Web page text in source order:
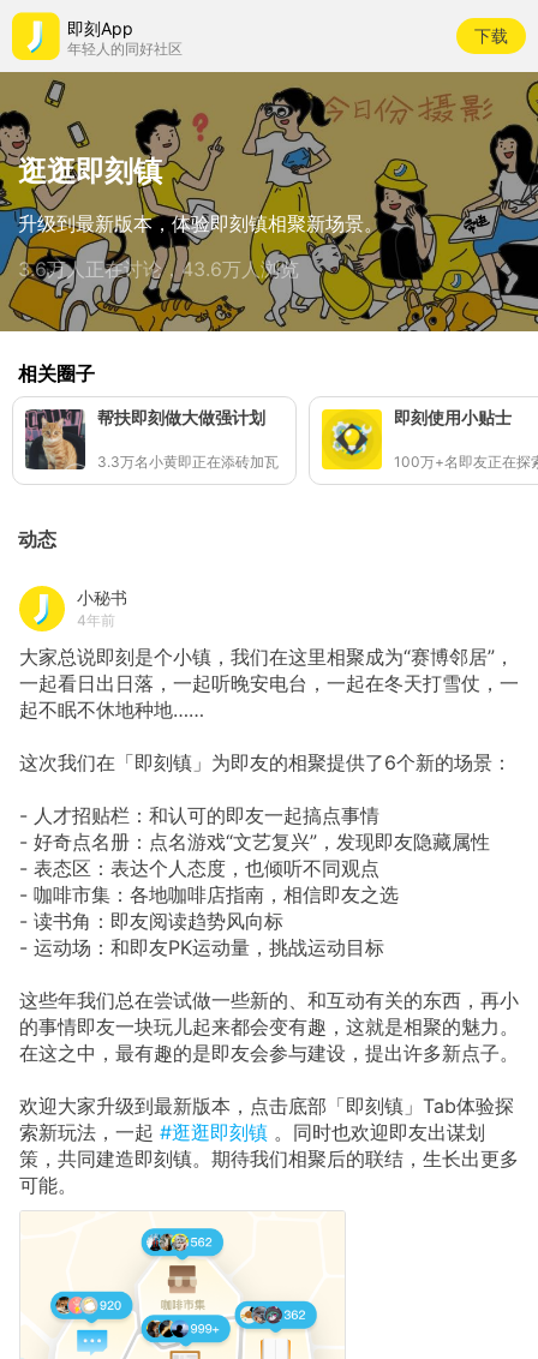
即刻App
年轻人的同好社区
下载
逛逛即刻镇
升级到最新版本，体验即刻镇相聚新场景。
3.6万人正在讨论，43.6万人浏览
相关圈子
帮扶即刻做大做强计划
3.3万名小黄即正在添砖加瓦
即刻使用小贴士
动态
小秘书
4年前
大家总说即刻是个小镇，我们在这里相聚成为“赛博邻居”，
一起看日出日落，一起听晚安电台，一起在冬天打雪仗，一
起不眠不休地种地……
这次我们在「即刻镇」为即友的相聚提供了6个新的场景：
- 人才招贴栏：和认可的即友一起搞点事情
- 好奇点名册：点名游戏“文艺复兴”，发现即友隐藏属性
- 表态区：表达个人态度，也倾听不同观点
- 咖啡市集：各地咖啡店指南，相信即友之选
- 读书角：即友阅读趋势风向标
- 运动场：和即友PK运动量，挑战运动目标
这些年我们总在尝试做一些新的、和互动有关的东西，再小
的事情即友一块玩儿起来都会变有趣，这就是相聚的魅力。
在这之中，最有趣的是即友会参与建设，提出许多新点子。
欢迎大家升级到最新版本，点击底部「即刻镇」Tab体验探
索新玩法，一起 #逛逛即刻镇 。同时也欢迎即友出谋划
策，共同建造即刻镇。期待我们相聚后的联结，生长出更多
可能。